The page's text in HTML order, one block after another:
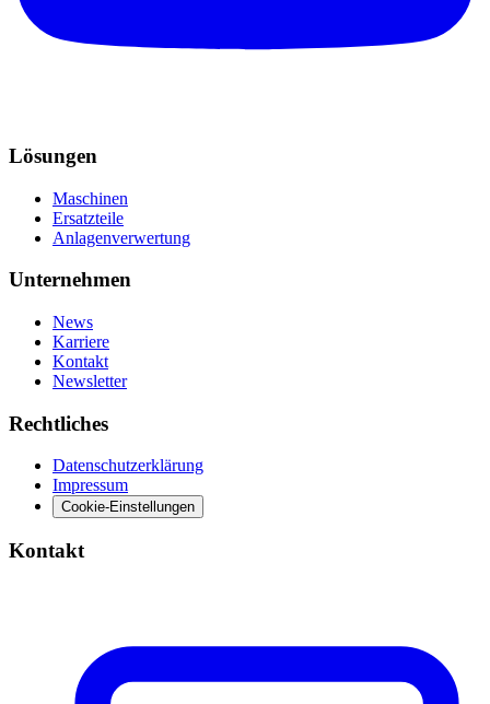
Lösungen
Maschinen
Ersatzteile
Anlagenverwertung
Unternehmen
News
Karriere
Kontakt
Newsletter
Rechtliches
Datenschutzerklärung
Impressum
Cookie-Einstellungen
Kontakt